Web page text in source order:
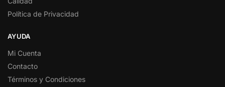
Política de Privacidad
AYUDA
Mi Cuenta
Contacto
Términos y Condiciones